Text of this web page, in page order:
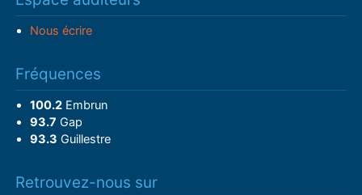
Nous écrire
Fréquences
100.2Embrun
93.7 Gap
93.3 Guillestre
Retrouvez-nous sur